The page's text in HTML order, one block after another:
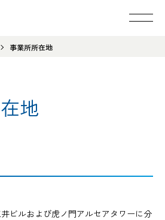
事業所所在地
地
ビルおよび虎ノ門アルセアタワーに分